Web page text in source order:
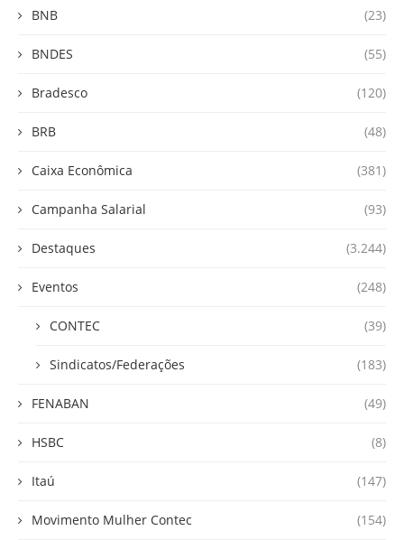
BNB (23)
BNDES (55)
Bradesco (120)
BRB (48)
Caixa Econômica (381)
Campanha Salarial (93)
Destaques (3.244)
Eventos (248)
CONTEC (39)
Sindicatos/Federações (183)
FENABAN (49)
HSBC (8)
Itaú (147)
Movimento Mulher Contec (154)